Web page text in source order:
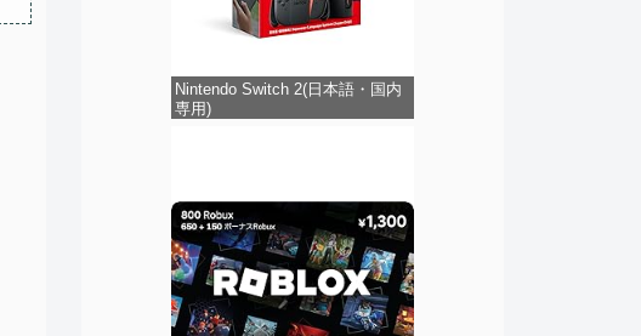
Nintendo Switch 2(日本語・国内
専用)